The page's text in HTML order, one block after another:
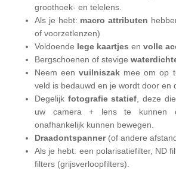
groothoek- en telelens.
Als je hebt: macro attributen
of voorzetlenzen)
Voldoende lege kaartjes en volle
Bergschoenen of stevige
Neem eenvuilniszak mee om op
veld is bedauwd en je wordt door en
Degelijk fotografie statief , deze
uw camera + lens te kunnen
onafhankelijk kunnen bewegen.
Draadontspanner(of andere
Als je hebt: een polarisatiefilter, ND
filters (grijsverloopfilters).